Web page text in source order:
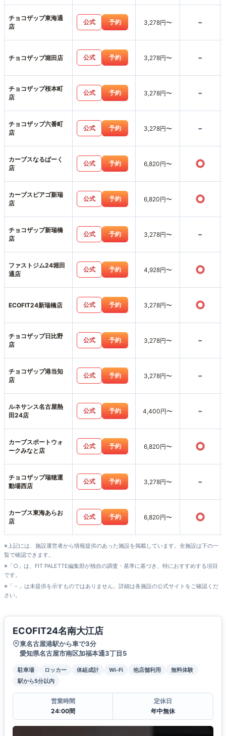
チョコザップ東海通
店
公式 予約 3,278円〜 -
チョコザップ堀田店 公式 予約 3,278円〜 -
チョコザップ桜本町
店
公式 予約 3,278円〜 -
チョコザップ六番町
店
公式 予約 3,278円〜 -
カーブスなるぱーく
店
公式 予約 6,820円〜 ○
カーブスピアゴ新瑞
店
公式 予約 6,820円〜 ○
チョコザップ新瑞橋
店
公式 予約 3,278円〜 -
ファストジム24堀田
通店
公式 予約 4,928円〜 ○
ECOFIT24新瑞橋店 公式 予約 3,278円〜 ○
チョコザップ日比野
店
公式 予約 3,278円〜 -
チョコザップ港当知
店
公式 予約 3,278円〜 -
ルネサンス名古屋熱
田24店
公式 予約 4,400円〜 -
カーブスポートウォ
ークみなと店
公式 予約 6,820円〜 ○
チョコザップ瑞穂運
動場西店
公式 予約 3,278円〜 -
カーブス東海あらお
店
公式 予約 6,820円〜 ○
※上記には、施設運営者から情報提供のあった施設を掲載しています。全施設は下の一
覧で確認できます。
※「○」は、FIT PALETTE編集部が独自の調査・基準に基づき、特におすすめする項目
です。
※「－」は未提供を示すものではありません。詳細は各施設の公式サイトをご確認くだ
さい。
ECOFIT24名南大江店
東名古屋港駅から車で3分
愛知県名古屋市南区加福本通3丁目5
駐車場 ロッカー 体組成計 Wi-Fi 他店舗利用
無料体験
駅から5分以内
営業時間
24:00間
定休日
年中無休